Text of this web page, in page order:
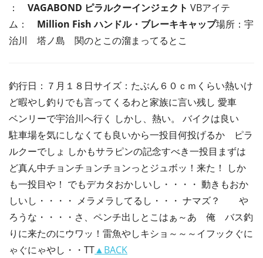
： VAGABOND ピラルクーインジェクト VBアイテ
ム： Million Fish ハンドル・ブレーキキャップ場所：宇
治川 塔ノ島 関のとこの溜まってるとこ
釣行日：７月１８日サイズ：たぶん６０ｃｍくらい熱いけ
ど暇やし釣りでも言ってくるわと家族に言い残し 愛車
ベンリーで宇治川へ行く しかし、熱い。 バイクは良い
駐車場を気にしなくても良いから一投目何投げるか ピラ
ルクーでしょ しかもサラピンの記念すべき一投目まずは
ど真ん中チョンチョンチョンっとジュボッ！来た！ しか
も一投目や！ でもデカタおかしいし・・・・ 動きもおか
しいし・・・・ メラメラしてるし・・・ ナマズ？ や
ろうな・・・・さ、ペンチ出しとこはぁ～あ 俺 バス釣
りに来たのにウワッ！雷魚やしキショ～～～イフックぐに
ゃぐにゃやし・・TT▲BACK